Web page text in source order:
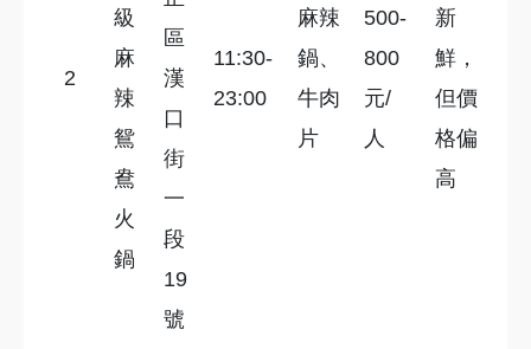
2
級
麻
辣
鴛
鴦
火
鍋
區
漢
口
街
一
段
19
號
11:30-
23:00
麻辣
鍋、
牛肉
片
500-
800
元/
人
新
鮮，
但價
格偏
高